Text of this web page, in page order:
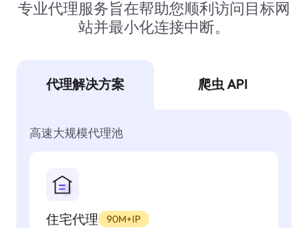
专业代理服务旨在帮助您顺利访问目标网
站并最小化连接中断。
代理解决方案 爬虫 API
高速大规模代理池
住宅代理 90M+IP